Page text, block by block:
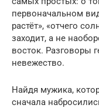
первоначальном
растёт», «отчего
заходит, а не
восток. Разговоры
невежество.
Найдя мужика,
сначала